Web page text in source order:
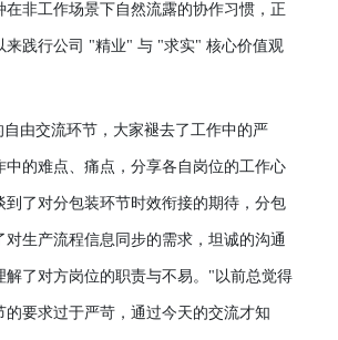
在非工作场景下自然流露的协作习惯，正
来践行公司 "精业" 与 "求实" 核心价值观
自由交流环节，大家褪去了工作中的严
中的难点、痛点，分享各自岗位的工作心
到了对分包装环节时效衔接的期待，分包
对生产流程信息同步的需求，坦诚的沟通
了对方岗位的职责与不易。 "以前总觉得
的要求过于严苛，通过今天的交流才知